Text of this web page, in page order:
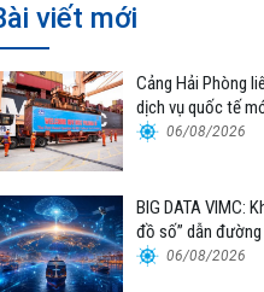
viết mới
Cảng Hải Phòng
dịch vụ quốc tế
06/08/2026
BIG DATA VIMC:
đồ số” dẫn
hải 06/08/2026